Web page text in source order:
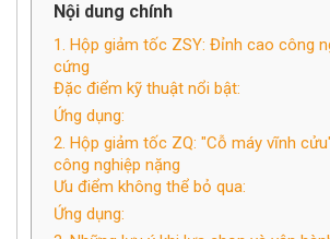
Nội dung chính
1. Hộp giảm tốc ZSY: Đỉnh cao công
cứng
Đặc điểm kỹ thuật nổi bật:
Ứng dụng:
2. Hộp giảm tốc ZQ: "Cỗ máy vĩnh
công nghiệp nặng
Ưu điểm không thể bỏ qua:
Ứng dụng: